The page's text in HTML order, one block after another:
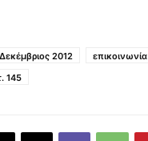
Δεκέμβριος 2012
επικοινωνία
145